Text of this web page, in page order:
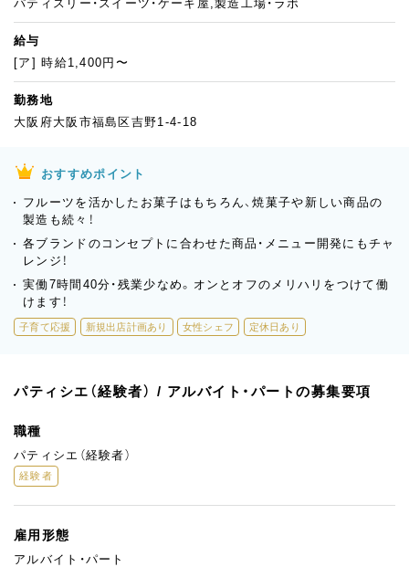
パティスリー・スイーツ・ケーキ屋,製造工場・ラボ
給与
[ア] 時給1,400円〜
勤務地
大阪府大阪市福島区吉野1-4-18
おすすめポイント
フルーツを活かしたお菓子はもちろん、焼菓子や新しい商品の
製造も続々！
各ブランドのコンセプトに合わせた商品・メニュー開発にもチャ
レンジ！
実働7時間40分・残業少なめ。オンとオフのメリハリをつけて働
けます！
子育て応援 新規出店計画あり 女性シェフ 定休日あり
パティシエ（経験者） / アルバイト・パートの募集要項
職種
パティシエ（経験者）
経験者
雇用形態
アルバイト・パート